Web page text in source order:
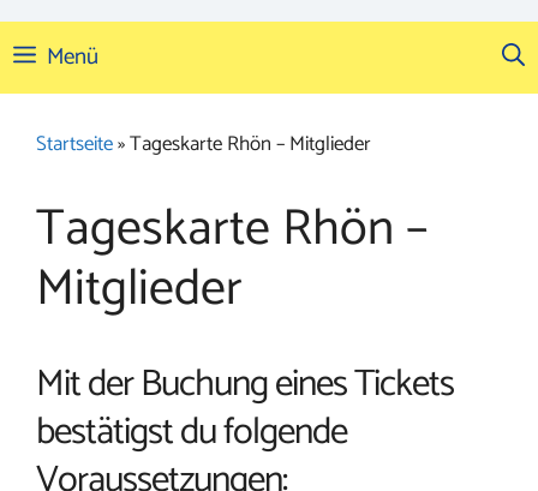
Menü
Startseite»Tageskarte Rhön – Mitglieder
Tageskarte Rhön –
Mitglieder
Mit der Buchung eines Tickets
bestätigst du folgende